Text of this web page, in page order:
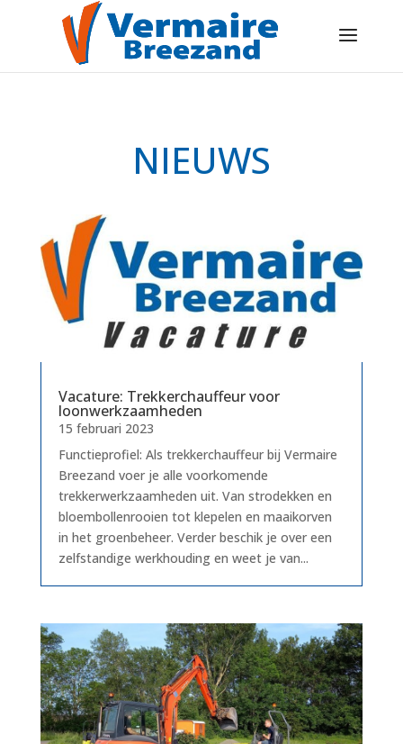
NIEUWS
Vacature: Trekkerchauffeur voor
loonwerkzaamheden
15 februari 2023
Functieprofiel: Als trekkerchauffeur bij Vermaire
Breezand voer je alle voorkomende
trekkerwerkzaamheden uit. Van strodekken en
bloembollenrooien tot klepelen en maaikorven
in het groenbeheer. Verder beschik je over een
zelfstandige werkhouding en weet je van...